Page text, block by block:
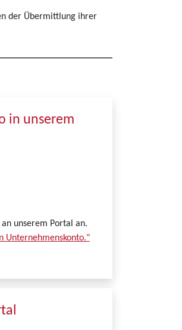
der Übermittlung ihrer
in unserem
unserem Portal an.
Unternehmenskonto."